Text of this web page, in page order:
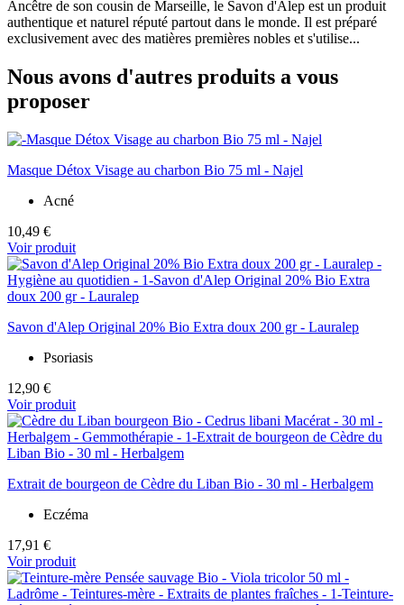
Ancêtre de son cousin de Marseille, le Savon d'Alep est un produit
authentique et naturel réputé partout dans le monde. Il est préparé
exclusivement avec des matières premières nobles et s'utilise...
Nous avons d'autres produits a vous
proposer
Masque Détox Visage au charbon Bio 75 ml - Najel
Acné
10,49 €
Voir produit
Savon d'Alep Original 20% Bio Extra doux 200 gr - Lauralep
Psoriasis
12,90 €
Voir produit
Extrait de bourgeon de Cèdre du Liban Bio - 30 ml - Herbalgem
Eczéma
17,91 €
Voir produit